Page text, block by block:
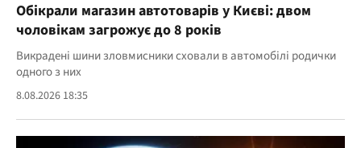
Обікрали магазин автотоварів у Києві: двом
чоловікам загрожує до 8 років
Викрадені шини зловмисники сховали в автомобілі родички
одного з них
8.08.2026 18:35